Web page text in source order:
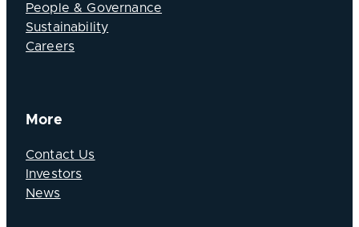
People & Governance
Sustainability
Careers
More
Contact Us
Investors
News